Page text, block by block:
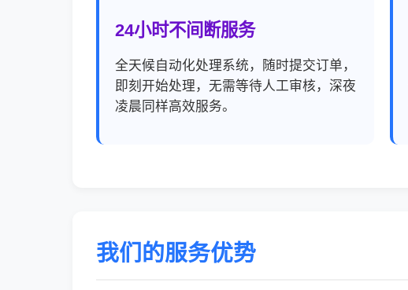
24小时不间断服务
全天候自动化处理系统，随时提交订单，
即刻开始处理，无需等待人工审核，深夜
凌晨同样高效服务。
我们的服务优势